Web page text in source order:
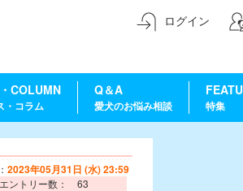
ログイン
COLUMN
・コラム
Q＆A
愛犬のお悩み相談 特集
2023年05月31日 (水) 23:59
ントリー数： 63